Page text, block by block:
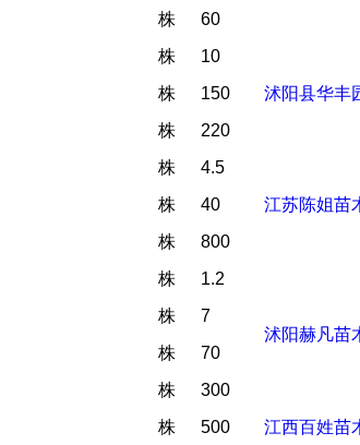
株
60
株
10
沭阳县华丰
株
150
株
220
株
4.5
江苏陈姐苗
株
40
株
800
株 1.2
沭阳赫凡苗
株
7
株
70
株
300
株 500
江西百姓苗